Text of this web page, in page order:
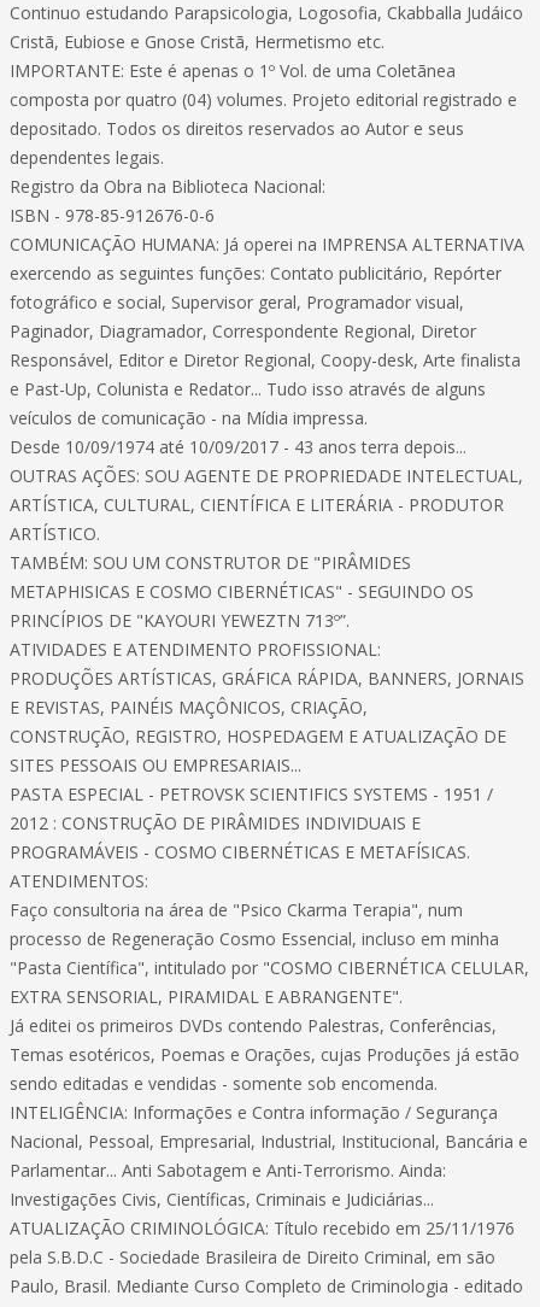
Continuo estudando Parapsicologia, Logosofia, Ckabballa Judáico
Cristã, Eubiose e Gnose Cristã, Hermetismo etc.
IMPORTANTE: Este é apenas o 1º Vol. de uma Coletãnea
composta por quatro (04) volumes. Projeto editorial registrado e
depositado. Todos os direitos reservados ao Autor e seus
dependentes legais.
Registro da Obra na Biblioteca Nacional:
ISBN - 978-85-912676-0-6
COMUNICAÇÃO HUMANA: Já operei na IMPRENSA ALTERNATIVA
exercendo as seguintes funções: Contato publicitário, Repórter
fotográfico e social, Supervisor geral, Programador visual,
Paginador, Diagramador, Correspondente Regional, Diretor
Responsável, Editor e Diretor Regional, Coopy-desk, Arte finalista
e Past-Up, Colunista e Redator... Tudo isso através de alguns
veículos de comunicação - na Mídia impressa.
Desde 10/09/1974 até 10/09/2017 - 43 anos terra depois...
OUTRAS AÇÕES: SOU AGENTE DE PROPRIEDADE INTELECTUAL,
ARTÍSTICA, CULTURAL, CIENTÍFICA E LITERÁRIA - PRODUTOR
ARTÍSTICO.
TAMBÉM: SOU UM CONSTRUTOR DE "PIRÂMIDES
METAPHISICAS E COSMO CIBERNÉTICAS" - SEGUINDO OS
PRINCÍPIOS DE "KAYOURI YEWEZTN 713º”.
ATIVIDADES E ATENDIMENTO PROFISSIONAL:
PRODUÇÕES ARTÍSTICAS, GRÁFICA RÁPIDA, BANNERS, JORNAIS
E REVISTAS, PAINÉIS MAÇÔNICOS, CRIAÇÃO,
CONSTRUÇÃO, REGISTRO, HOSPEDAGEM E ATUALIZAÇÃO DE
SITES PESSOAIS OU EMPRESARIAIS...
PASTA ESPECIAL - PETROVSK SCIENTIFICS SYSTEMS - 1951 /
2012 : CONSTRUÇÃO DE PIRÂMIDES INDIVIDUAIS E
PROGRAMÁVEIS - COSMO CIBERNÉTICAS E METAFÍSICAS.
ATENDIMENTOS:
Faço consultoria na área de "Psico Ckarma Terapia", num
processo de Regeneração Cosmo Essencial, incluso em minha
"Pasta Científica", intitulado por "COSMO CIBERNÉTICA CELULAR,
EXTRA SENSORIAL, PIRAMIDAL E ABRANGENTE".
Já editei os primeiros DVDs contendo Palestras, Conferências,
Temas esotéricos, Poemas e Orações, cujas Produções já estão
sendo editadas e vendidas - somente sob encomenda.
INTELIGÊNCIA: Informações e Contra informação / Segurança
Nacional, Pessoal, Empresarial, Industrial, Institucional, Bancária e
Parlamentar... Anti Sabotagem e Anti-Terrorismo. Ainda:
Investigações Civis, Científicas, Criminais e Judiciárias...
ATUALIZAÇÃO CRIMINOLÓGICA: Título recebido em 25/11/1976
pela S.B.D.C - Sociedade Brasileira de Direito Criminal, em são
Paulo, Brasil. Mediante Curso Completo de Criminologia - editado